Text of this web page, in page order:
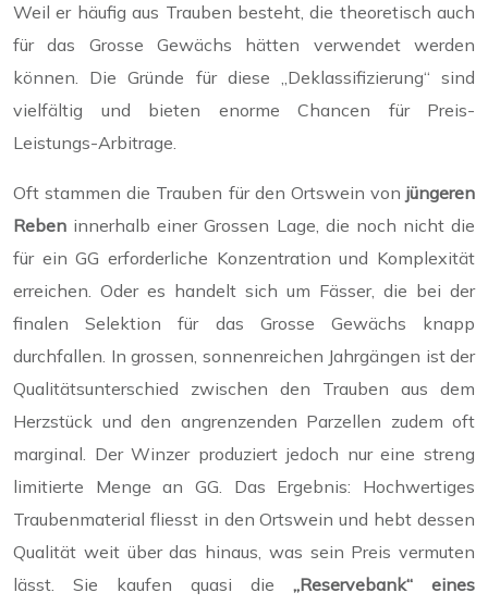
Weil er häufig aus Trauben besteht, die theoretisch auch
für das Grosse Gewächs hätten verwendet werden
können. Die Gründe für diese „Deklassifizierung“ sind
vielfältig und bieten enorme Chancen für Preis-
Leistungs-Arbitrage.
Oft stammen die Trauben für den Ortswein von jüngeren
Reben innerhalb einer Grossen Lage, die noch nicht die
für ein GG erforderliche Konzentration und Komplexität
erreichen. Oder es handelt sich um Fässer, die bei der
finalen Selektion für das Grosse Gewächs knapp
durchfallen. In grossen, sonnenreichen Jahrgängen ist der
Qualitätsunterschied zwischen den Trauben aus dem
Herzstück und den angrenzenden Parzellen zudem oft
marginal. Der Winzer produziert jedoch nur eine streng
limitierte Menge an GG. Das Ergebnis: Hochwertiges
Traubenmaterial fliesst in den Ortswein und hebt dessen
Qualität weit über das hinaus, was sein Preis vermuten
lässt. Sie kaufen quasi die „Reservebank“ eines